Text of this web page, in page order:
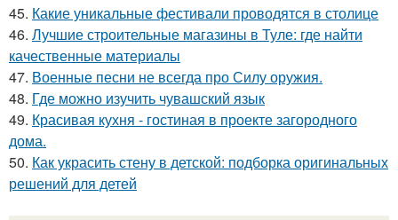
45. Какие уникальные фестивали проводятся в столице
46. Лучшие строительные магазины в Туле: где найти
качественные материалы
47. Военные песни не всегда про Силу оружия.
48. Где можно изучить чувашский язык
49. Красивая кухня - гостиная в проекте загородного
дома.
50. Как украсить стену в детской: подборка оригинальных
решений для детей